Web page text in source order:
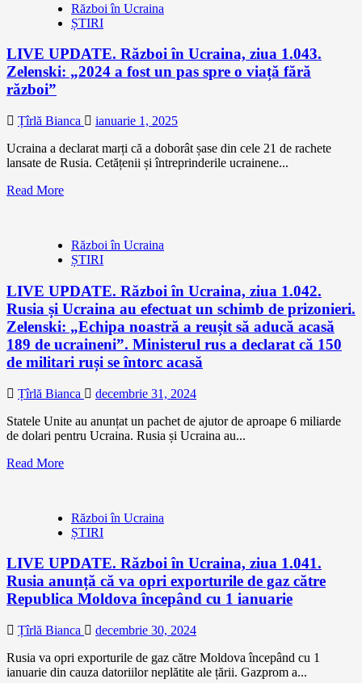
Război în Ucraina
ȘTIRI
LIVE UPDATE. Război în Ucraina, ziua 1.043.
Zelenski: „2024 a fost un pas spre o viață fără
război”
Țîrlă Bianca
ianuarie 1, 2025
Ucraina a declarat marți că a doborât șase din cele 21 de rachete
lansate de Rusia. Cetățenii și întreprinderile ucrainene...
Read More
Război în Ucraina
ȘTIRI
LIVE UPDATE. Război în Ucraina, ziua 1.042.
Rusia și Ucraina au efectuat un schimb de prizonieri.
Zelenski: „Echipa noastră a reușit să aducă acasă
189 de ucraineni”. Ministerul rus a declarat că 150
de militari ruși se întorc acasă
Țîrlă Bianca
decembrie 31, 2024
Statele Unite au anunțat un pachet de ajutor de aproape 6 miliarde
de dolari pentru Ucraina. Rusia și Ucraina au...
Read More
Război în Ucraina
ȘTIRI
LIVE UPDATE. Război în Ucraina, ziua 1.041.
Rusia anunță că va opri exporturile de gaz către
Republica Moldova începând cu 1 ianuarie
Țîrlă Bianca
decembrie 30, 2024
Rusia va opri exporturile de gaz către Moldova începând cu 1
ianuarie din cauza datoriilor neplătite ale țării. Gazprom a...